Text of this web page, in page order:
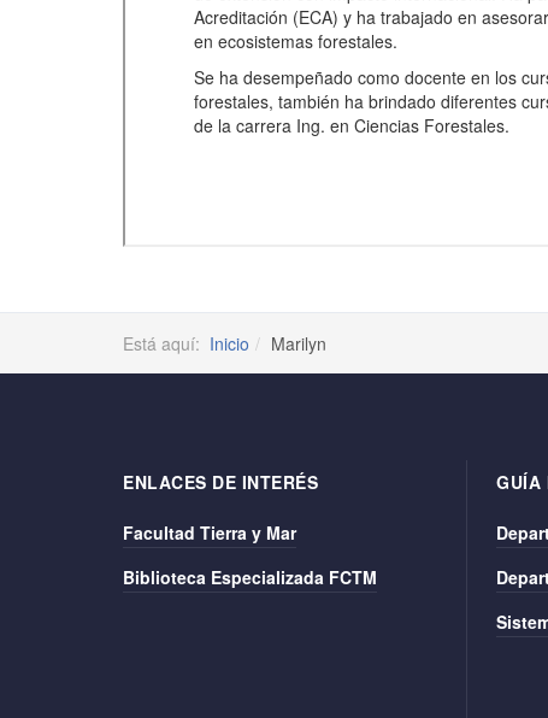
Está aquí: Inicio Marilyn
ENLACES DE INTERÉS
Facultad Tierra y Mar
Biblioteca Especializada FCTM
GUÍA